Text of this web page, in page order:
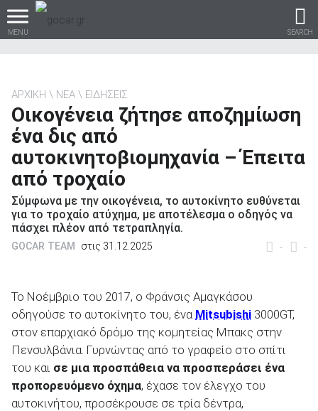
MENU SEARCH
Βρες τα πάντα για το
αυτοκίνητο!
βρες το!
Καινούρια
ΑΝΑΖΗΤΗΣΗ
ΑΡΧΙΚΗ ΝΕΑ ΕΙΔΗΣΕΙΣ
Οικογένεια ζήτησε αποζημίωση
ένα δις από
αυτοκινητοβιομηχανία – Έπειτα
από τροχαίο
Σύμφωνα με την οικογένεια, το αυτοκίνητο ευθύνεται
για το τροχαίο ατύχημα, με αποτέλεσμα ο οδηγός να
πάσχει πλέον από τετραπληγία.
- -
GOCAR TEAM στις 31.12.2025
Το Νοέμβριο του 2017, ο Φράνσις Αμαγκάσου
οδηγούσε το αυτοκίνητο του, ένα Mitsubishi 3000GT,
στον επαρχιακό δρόμο της κομητείας Μπακς στην
Πενσυλβάνια. Γυρνώντας από το γραφείο στο σπίτι
του και σε μια προσπάθεια να προσπεράσει ένα
προπορευόμενο όχημα, έχασε τον έλεγχο του
αυτοκινήτου, προσέκρουσε σε τρία δέντρα,